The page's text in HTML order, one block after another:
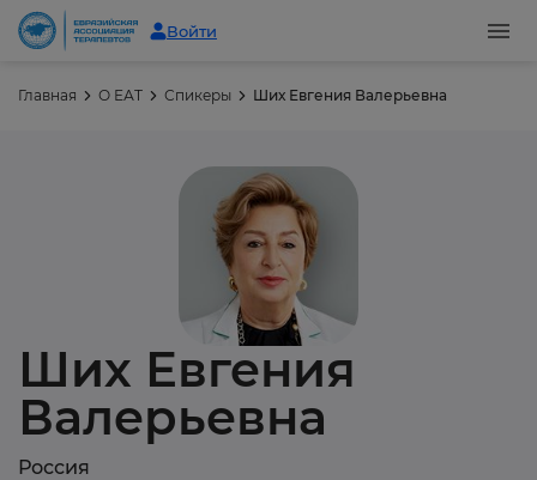
Войти
Главная О ЕАТ Спикеры Ших Евгения Валерьевна
Ших Евгения
Валерьевна
Россия